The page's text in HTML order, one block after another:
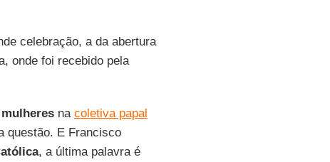
celebração, a da abertura
onde foi recebido pela
na coletiva papal
questão. E Francisco
, a última palavra é